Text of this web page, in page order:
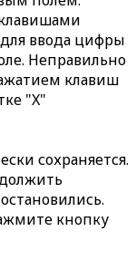
ввода цифры
Неправильно
клавиш
"X"
сохраняется.
кнопку